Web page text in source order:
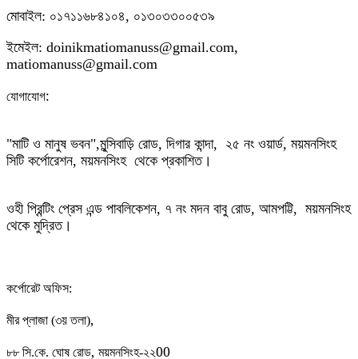
মোবাইল: ০১৭১১৬৮৪১০৪, ০১৩০৩৩০০৫৩৯
ইমেইল: doinikmatiomanuss@gmail.com,
matiomanuss@gmail.com
যোগাযোগ:
"মাটি ও মানুষ ভবন",মুন্সিবাড়ি রোড, দিগার কান্দা, ২৫ নং ওয়ার্ড, ময়মনসিংহ
সিটি কর্পোরেশন, ময়মনসিংহ থেকে প্রকাশিত।
ওহী প্রিন্টিং প্রেস এন্ড পাবলিকেশন, ৭ নং মদন বাবু রোড, আমপট্টি, ময়মনসিংহ
থেকে মুদ্রিত।
কর্পোরেট অফিস:
মীর প্লাজা (৩য় তলা),
৮৮ সি.কে. ঘোষ রোড, ময়মনসিংহ-২২00